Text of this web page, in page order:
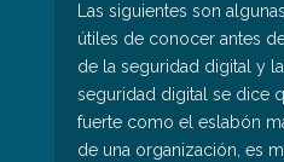
Las siguientes son
útiles de conocer antes
de la seguridad digital y
seguridad digital se dice
fuerte como el eslabón
de una organización, es